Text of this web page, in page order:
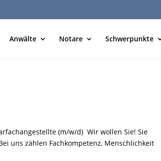
Anwälte Notare Schwerpunkte
(m/w/d) Wir wollen Sie! Sie
uns zählen Fachkompetenz, Menschlichkeit